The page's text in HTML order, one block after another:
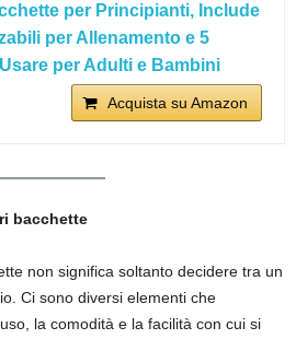
per Principianti, Include
per Allenamento e 5
per Adulti e Bambini
Acquista su Amazon
bacchette
non significa soltanto decidere tra un
Ci sono diversi elementi che
la comodità e la facilità con cui si